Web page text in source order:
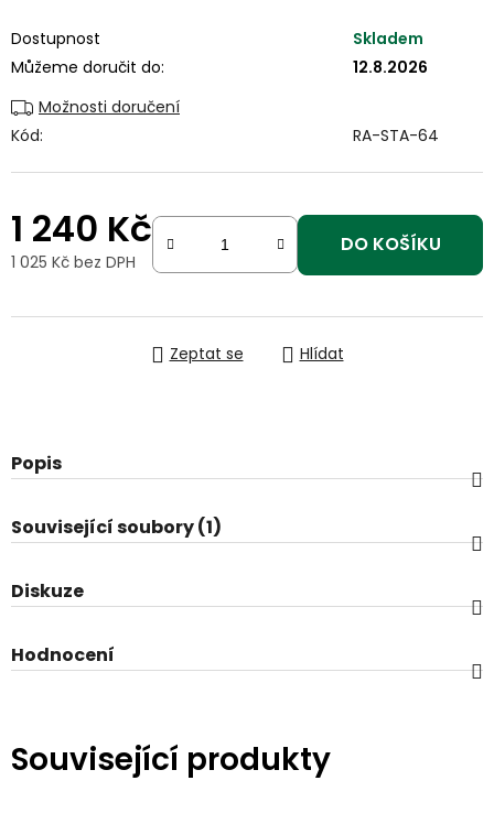
Dostupnost
Skladem
Můžeme doručit do:
12.8.2026
Možnosti doručení
Kód:
RA-STA-64
1 240 Kč
1 025 Kč bez DPH
DO KOŠÍKU
Zeptat se Hlídat
Popis
Související soubory (1)
Diskuze
Hodnocení
Související produkty